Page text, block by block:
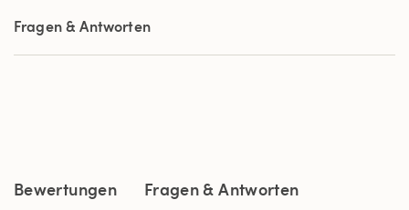
derselben
Fragen & Antworten
Bewertungen Fragen & Antworten